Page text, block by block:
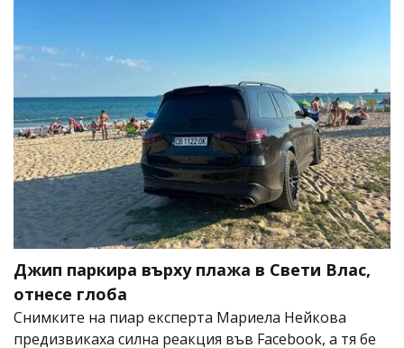
Джип паркира върху плажа в Свети Влас,
отнесе глоба
Снимките на пиар експерта Мариела Нейкова
предизвикаха силна реакция във Facebook, а тя бе